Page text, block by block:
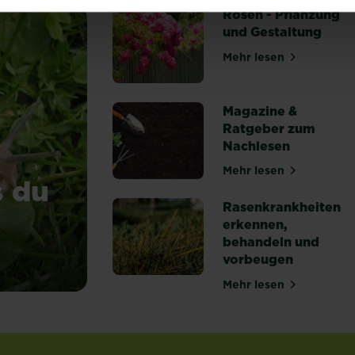
du
was du wissen solltest!
Rosen - Pflanzung
und Gestaltung
Mehr lesenüber Rosen -
Magazine &
Ratgeber zum
Nachlesen
Mehr lesenüber Magazine
Rasenkrankheiten
erkennen,
behandeln und
vorbeugen
Mehr lesen
über